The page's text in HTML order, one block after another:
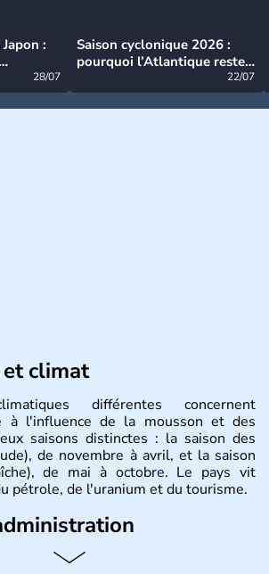
:
28/07
Saison cyclonique 2026 :
pourquoi l’Atlantique reste
22/07
climat
différentes concernent
à l'influence de la mousson et des
saisons distinctes : la saison des
de novembre à avril, et la saison
de mai à octobre. Le pays vit
pétrole, de l'uranium et du tourisme.
état situé dans la partie occidentale de